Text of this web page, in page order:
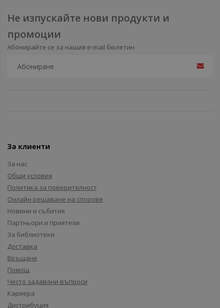
Не изпускайте нови продукти и
промоции
Абонирайте се за нашия e-mail бюлетин
За клиенти
За нас
Общи условия
Политика за поверителност
Онлайн решаване на спорове
Новини и събития
Партньори и приятели
За библиотеки
Доставка
Връщане
Помощ
Често задавани въпроси
Кариера
Дистрибуция